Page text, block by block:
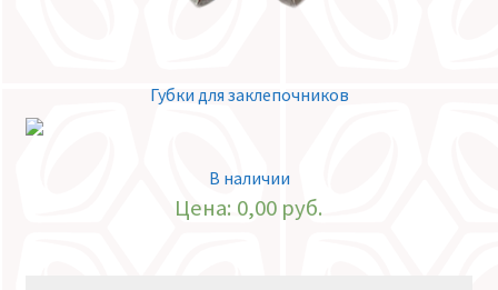
Губки для заклепочников
В наличии
Цена: 0,00 руб.